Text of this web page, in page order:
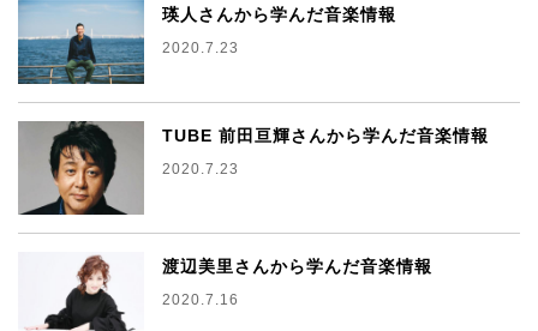
瑛人さんから学んだ音楽情報
2020.7.23
TUBE 前田亘輝さんから学んだ音楽情報
2020.7.23
渡辺美里さんから学んだ音楽情報
2020.7.16